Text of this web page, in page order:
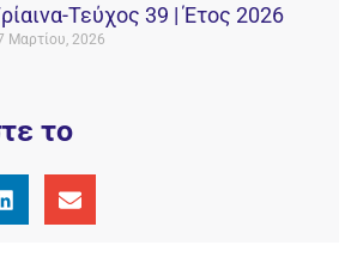
Τεύχος 39 | Έτος 2026
Μαρτίου, 2026
το